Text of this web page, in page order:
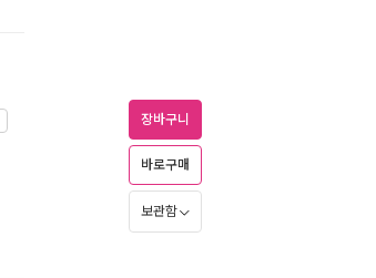
장바구니
바로구매
보관함